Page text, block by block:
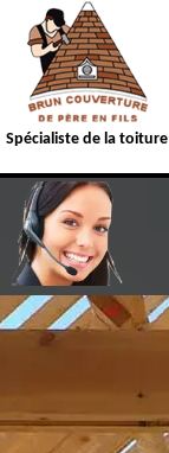
Spécialiste de la toiture